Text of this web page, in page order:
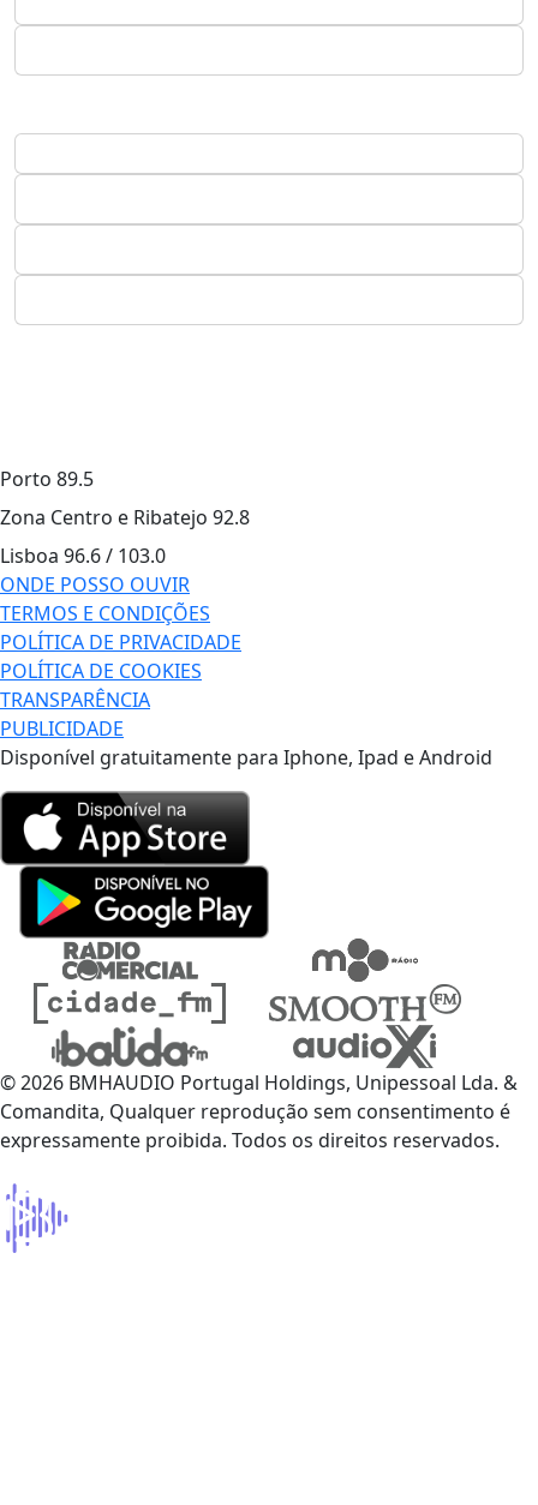
Porto 89.5
Zona Centro e Ribatejo 92.8
Lisboa 96.6 / 103.0
ONDE POSSO OUVIR
TERMOS E CONDIÇÕES
POLÍTICA DE PRIVACIDADE
POLÍTICA DE COOKIES
TRANSPARÊNCIA
PUBLICIDADE
Disponível gratuitamente para Iphone, Ipad e Android
© 2026 BMHAUDIO Portugal Holdings, Unipessoal Lda. &
Comandita, Qualquer reprodução sem consentimento é
expressamente proibida. Todos os direitos reservados.